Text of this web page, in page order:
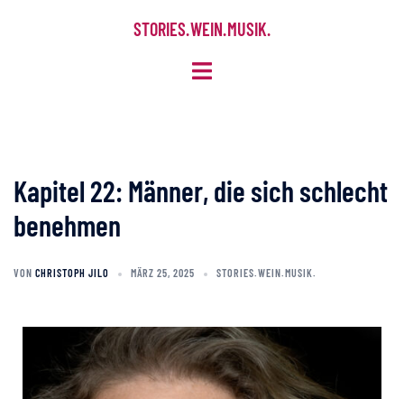
STORIES. WEIN. MUSIK.
Kapitel 22: Männer, die sich schlecht
benehmen
VON CHRISTOPH JILO MÄRZ 25, 2025 STORIES.WEIN.MUSIK.